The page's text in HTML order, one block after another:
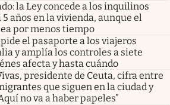
la Ley concede a los inquilinos
años en la vivienda, aunque el
por menos tiempo
el pasaporte a los viajeros
y amplía los controles a siete
afecta y hasta cuándo
presidente de Ceuta, cifra entre
que siguen en la ciudad y
no va a haber papeles”